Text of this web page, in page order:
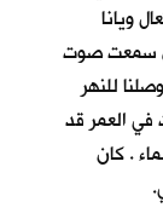
ويانا
سمعت صوت
للنهر
في العمر قد
. كان